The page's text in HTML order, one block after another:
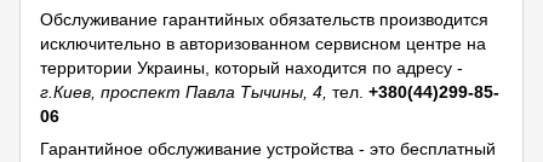
Обслуживание гарантийных обязательств производится
исключительно в авторизованном сервисном центре на
территории Украины, который находится по адресу -
г.Киев, проспект Павла Тычины, 4, тел. +380(44)299-85-
06
Гарантийное обслуживание устройства - это бесплатный